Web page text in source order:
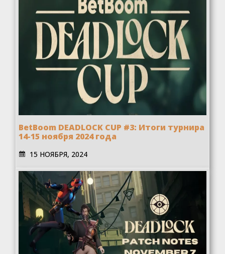
BetBoom DEADLOCK CUP #3: Итоги турнира
14-15 ноября 2024 года
15 НОЯБРЯ, 2024